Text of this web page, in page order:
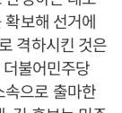
보해 선거에
격하시킨 것은
불어민주당
으로 출마한